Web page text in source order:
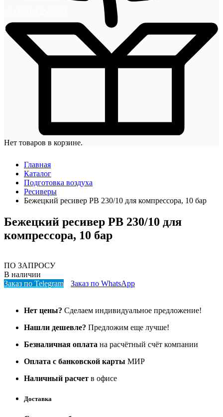
Нет товаров в корзине.
Главная
Каталог
Подготовка воздуха
Ресиверы
Бежецкий ресивер РВ 230/10 для компрессора, 10 бар
Бежецкий ресивер РВ 230/10 для
компрессора, 10 бар
ПО ЗАПРОСУ
В наличии
Заказ по Telegram
Заказ по WhatsApp
Нет цены? Сделаем индивидуальное предложение!
Нашли дешевле? Предложим еще лучше!
Безналичная оплата на расчётный счёт компании
Оплата с банковской карты МИР
Наличный расчет в офисе
Доставка